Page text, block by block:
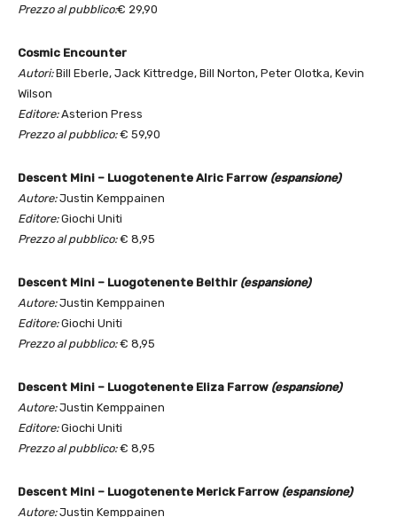
Prezzo al pubblico:€ 29,90
Cosmic Encounter
Autori:Bill Eberle, Jack Kittredge, Bill Norton, Peter Olotka, Kevin
Wilson
Editore:Asterion Press
Prezzo al pubblico:€ 59,90
Descent Mini – Luogotenente Alric Farrow (espansione)
Autore:Justin Kemppainen
Editore:Giochi Uniti
Prezzo al pubblico:€ 8,95
Descent Mini – Luogotenente Belthir (espansione)
Autore:Justin Kemppainen
Editore:Giochi Uniti
Prezzo al pubblico:€ 8,95
Descent Mini – Luogotenente Eliza Farrow (espansione)
Autore:Justin Kemppainen
Editore:Giochi Uniti
Prezzo al pubblico:€ 8,95
Descent Mini – Luogotenente Merick Farrow (espansione)
Autore:Justin Kemppainen